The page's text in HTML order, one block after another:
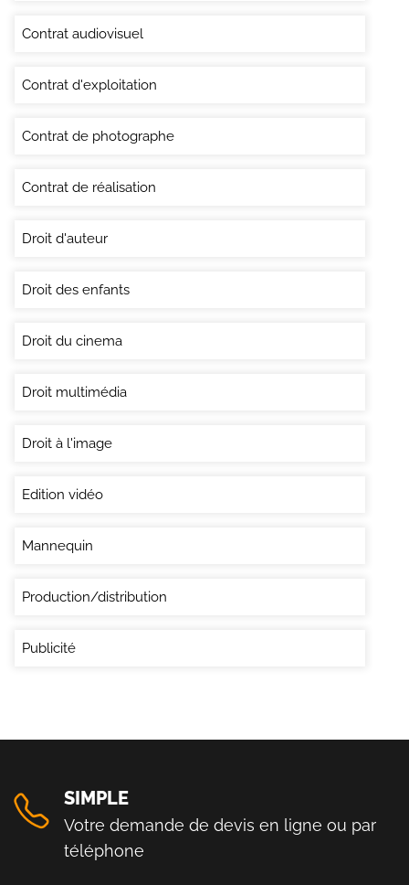
Contrat audiovisuel
Contrat d'exploitation
Contrat de photographe
Contrat de réalisation
Droit d'auteur
Droit des enfants
Droit du cinema
Droit multimédia
Droit à l'image
Edition vidéo
Mannequin
Production/distribution
Publicité
SIMPLE
Votre demande de devis en ligne ou par
téléphone